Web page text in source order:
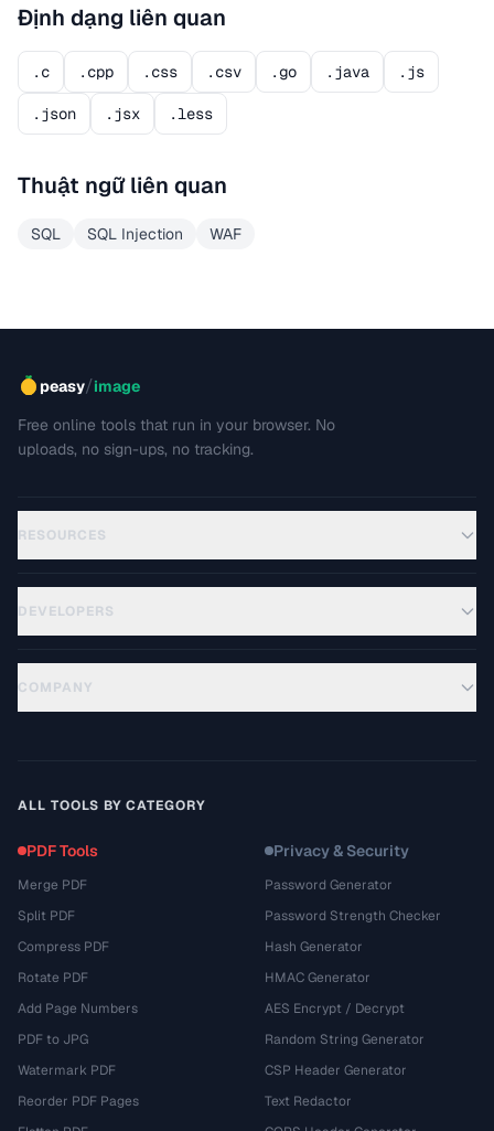
Định dạng liên quan
.c .cpp .css .csv .go .java .js
.json .jsx .less
Thuật ngữ liên quan
SQL SQL Injection WAF
peasy/image
Free online tools that run in your browser. No
uploads, no sign-ups, no tracking.
RESOURCES
DEVELOPERS
COMPANY
ALL TOOLS BY CATEGORY
PDF Tools
Merge PDF
Split PDF
Compress PDF
Rotate PDF
Add Page Numbers
PDF to JPG
Watermark PDF
Reorder PDF Pages
Privacy & Security
Password Generator
Password Strength Checker
Hash Generator
HMAC Generator
AES Encrypt / Decrypt
Random String Generator
CSP Header Generator
Text Redactor